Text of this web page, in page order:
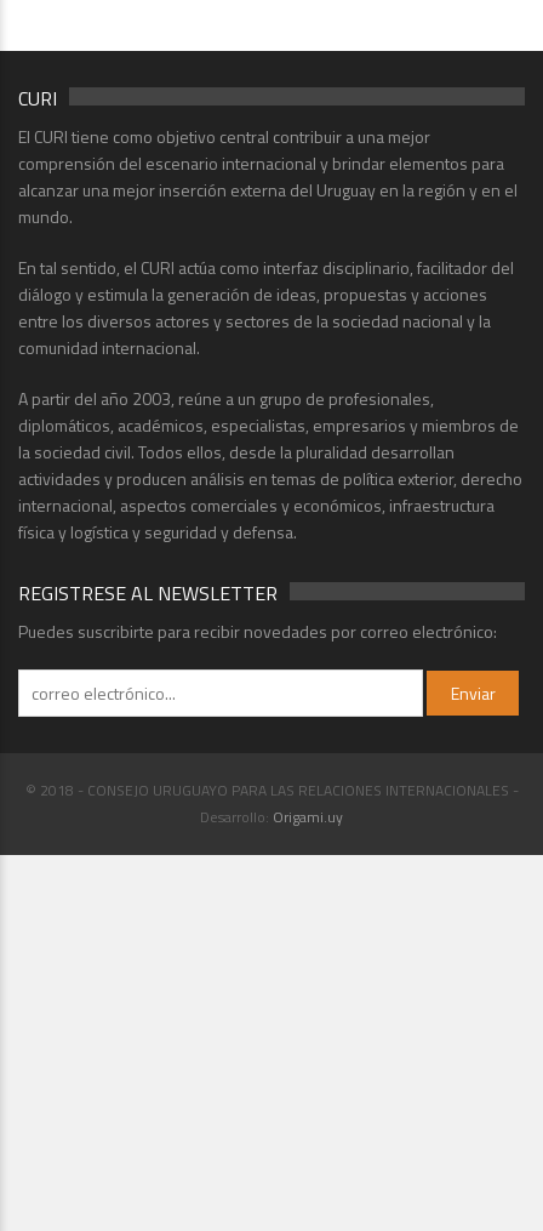
CURI
El CURI tiene como objetivo central contribuir a una mejor
comprensión del escenario internacional y brindar elementos para
alcanzar una mejor inserción externa del Uruguay en la región y en el
mundo.
En tal sentido, el CURI actúa como interfaz disciplinario, facilitador del
diálogo y estimula la generación de ideas, propuestas y acciones
entre los diversos actores y sectores de la sociedad nacional y la
comunidad internacional.
A partir del año 2003, reúne a un grupo de profesionales,
diplomáticos, académicos, especialistas, empresarios y miembros de
la sociedad civil. Todos ellos, desde la pluralidad desarrollan
actividades y producen análisis en temas de política exterior, derecho
internacional, aspectos comerciales y económicos, infraestructura
física y logística y seguridad y defensa.
REGISTRESE AL NEWSLETTER
Puedes suscribirte para recibir novedades por correo electrónico:
© 2018 - CONSEJO URUGUAYO PARA LAS RELACIONES INTERNACIONALES -
Desarrollo: Origami.uy